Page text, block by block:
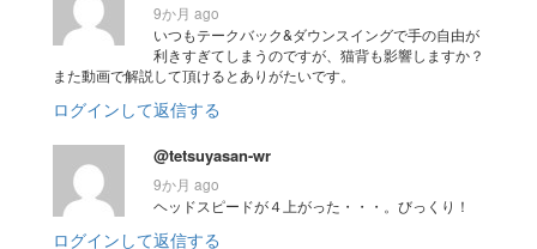
9か月 ago
いつもテークバック&ダウンスイングで手の自由が
利きすぎてしまうのですが、猫背も影響しますか？
また動画で解説して頂けるとありがたいです。
ログインして返信する
@tetsuyasan-wr
9か月 ago
ヘッドスピードが４上がった・・・。びっくり！
ログインして返信する